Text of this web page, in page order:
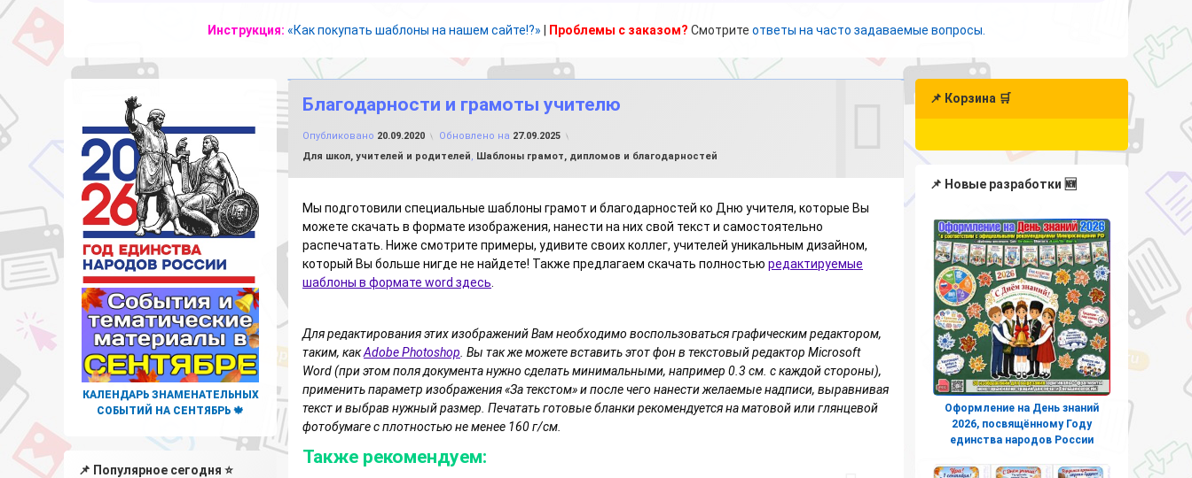
Инструкция: «Как покупать шаблоны на нашем сайте!?» Проблемы с заказом? Смотрите ответы на часто задаваемые вопросы.
Благодарности и грамоты учителю
Опубликовано 20.09.2020 Обновлено на 27.09.2025
Рубрики:
Для школ, учителей и родителей, Шаблоны грамот, дипломов и благодарностей
Мы подготовили специальные шаблоны грамот и благодарностей ко Дню учителя, которые Вы
можете скачать в формате изображения, нанести на них свой текст и самостоятельно
распечатать. Ниже смотрите примеры, удивите своих коллег, учителей уникальным дизайном,
который Вы больше нигде не найдете! Также предлагаем скачать полностью редактируемые
шаблоны в формате word здесь
Для редактирования этих изображений Вам необходимо воспользоваться графическим редактором,
таким, какAdobe Photoshop . Вы так же можете вставить этот фон в текстовый редактор Microsoft
Word (при этом поля документа нужно сделать минимальными, например 0.3 см. с каждой стороны),
применить параметр изображения «За текстом» и после чего нанести желаемые надписи, выравнивая
текст и выбрав нужный размер. Печатать готовые бланки рекомендуется на матовой или глянцевой
фотобумаге с плотностью не менее 160 г/см.
Также рекомендуем:
КАЛЕНДАРЬ ЗНАМЕНАТЕЛЬНЫХ
СОБЫТИЙ НА СЕНТЯБРЬ 🍁
📌 Популярное сегодня ⭐
📌 Корзина 🛒
📌 Новые разработки 🆕
Оформление на День знаний
2026, посвящённому Году
единства народов России